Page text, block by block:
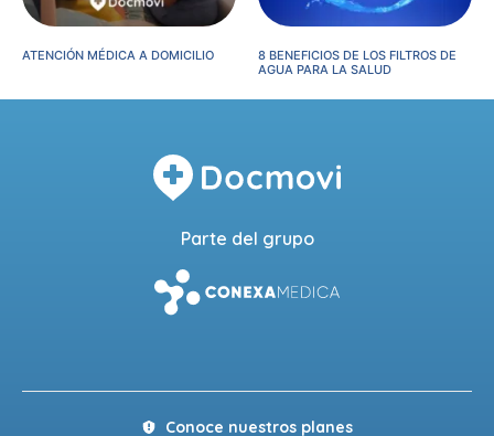
ATENCIÓN MÉDICA A DOMICILIO
8 BENEFICIOS DE LOS FILTROS DE
AGUA PARA LA SALUD
Parte del grupo
Conoce nuestros planes